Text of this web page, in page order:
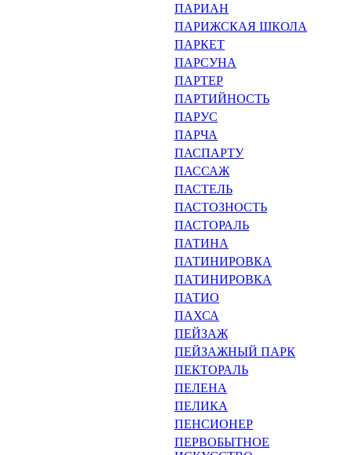
ПАРИАН
ПАРИЖСКАЯ ШКОЛА
ПАРКЕТ
ПАРСУНА
ПАРТЕР
ПАРТИЙНОСТЬ
ПАРУС
ПАРЧА
ПАСПАРТУ
ПАССАЖ
ПАСТЕЛЬ
ПАСТОЗНОСТЬ
ПАСТОРАЛЬ
ПАТИНА
ПАТИНИРОВКА
ПАТИНИРОВКА
ПАТИО
ПАХСА
ПЕЙЗАЖ
ПЕЙЗАЖНЫЙ ПАРК
ПЕКТОРАЛЬ
ПЕЛЕНА
ПЕЛИКА
ПЕНСИОНЕР
ПЕРВОБЫТНОЕ